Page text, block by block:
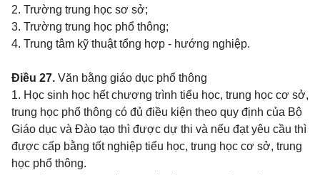
2. Trường trung học sơ sở;
3. Trường trung học phổ thông;
4. Trung tâm kỹ thuật tổng hợp - hướng nghiệp.
Điều 27. Văn bằng giáo dục phổ thông
1. Học sinh học hết chương trình tiểu học, trung học cơ sở,
trung học phổ thông có đủ điều kiện theo quy định của Bộ
Giáo dục và Đào tạo thì được dự thi và nếu đạt yêu cầu thì
được cấp bằng tốt nghiệp tiểu học, trung học cơ sở, trung
học phổ thông.